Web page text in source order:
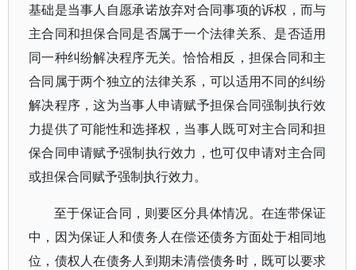
基础是当事人自愿承诺放弃对合同事项的诉权，而与
主合同和担保合同是否属于一个法律关系、是否适用
同一种纠纷解决程序无关。恰恰相反，担保合同和主
合同属于两个独立的法律关系，可以适用不同的纠纷
解决程序，这为当事人申请赋予担保合同强制执行效
力提供了可能性和选择权，当事人既可对主合同和担
保合同申请赋予强制执行效力，也可仅申请对主合同
或担保合同赋予强制执行效力。
至于保证合同，则要区分具体情况。在连带保证
中，因为保证人和债务人在偿还债务方面处于相同地
位，债权人在债务人到期未清偿债务时，既可以要求